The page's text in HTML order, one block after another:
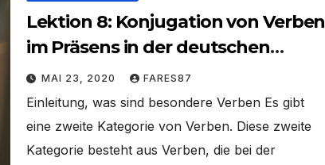
Lektion 8: Konjugation von Verben
im Präsens in der deutschen
Sprachen / Besondere Verben +
Übungen
MAI 23, 2020 FARES87
Einleitung, was sind besondere Verben Es gibt
eine zweite Kategorie von Verben. Diese zweite
Kategorie besteht aus Verben, die bei der